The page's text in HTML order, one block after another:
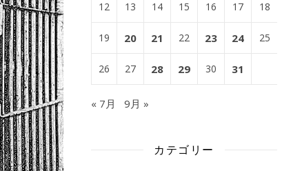
12 13 14 15 16 17 18
19 20 21 22 23 24 25
26 27 28 29 30 31
« 7月 9月 »
カテゴリー